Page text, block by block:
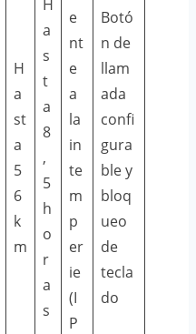
H
a
st
a
5
6
k
m
H
a
s
t
a
8
,
5
h
o
r
a
s
e
nt
e
a
la
in
te
m
p
er
ie
(I
P
Botó
n de
llam
ada
confi
gura
ble y
bloq
ueo
de
tecla
do